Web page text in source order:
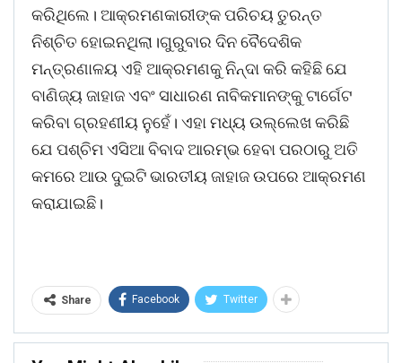
କରିଥିଲେ। ଆକ୍ରମଣକାରୀଙ୍କ ପରିଚୟ ତୁରନ୍ତ
ନିଶ୍ଚିତ ହୋଇନଥିଲା।ଗୁରୁବାର ଦିନ ବୈଦେଶିକ
ମନ୍ତ୍ରଣାଳୟ ଏହି ଆକ୍ରମଣକୁ ନିନ୍ଦା କରି କହିଛି ଯେ
ବାଣିଜ୍ୟ ଜାହାଜ ଏବଂ ସାଧାରଣ ନାବିକମାନଙ୍କୁ ଟାର୍ଗେଟ
କରିବା ଗ୍ରହଣୀୟ ନୁହେଁ। ଏହା ମଧ୍ୟ ଉଲ୍ଲେଖ କରିଛି
ଯେ ପଶ୍ଚିମ ଏସିଆ ବିବାଦ ଆରମ୍ଭ ହେବା ପରଠାରୁ ଅତି
କମରେ ଆଉ ଦୁଇଟି ଭାରତୀୟ ଜାହାଜ ଉପରେ ଆକ୍ରମଣ
କରାଯାଇଛି।
Share Facebook Twitter